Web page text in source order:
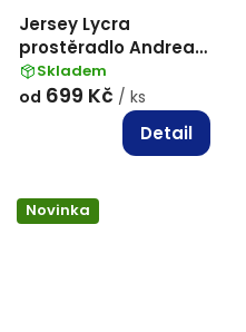
Jersey Lycra
prostěradlo Andrea
Simone boxspring -
Kávová (Pink Tint 12-
Skladem
od 699 Kč / ks
Detail
Novinka